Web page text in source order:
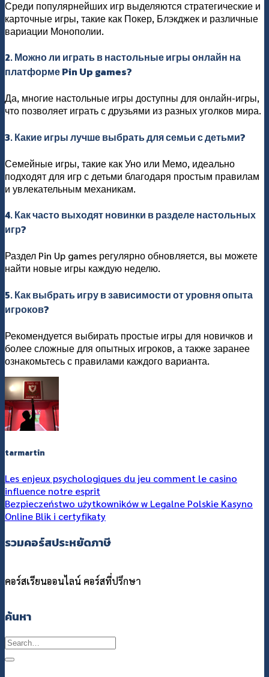
Среди популярнейших игр выделяются стратегические и
карточные игры, такие как Покер, Блэкджек и различные
вариации Монополии.
2. Можно ли играть в настольные игры онлайн на
платформе Pin Up games?
Да, многие настольные игры доступны для онлайн-игры,
что позволяет играть с друзьями из разных уголков мира.
3. Какие игры лучше выбрать для семьи с детьми?
Семейные игры, такие как Уно или Мемо, идеально
подходят для игр с детьми благодаря простым правилам
и увлекательным механикам.
4. Как часто выходят новинки в разделе настольных
игр?
Раздел Pin Up games регулярно обновляется, вы можете
найти новые игры каждую неделю.
5. Как выбрать игру в зависимости от уровня опыта
игроков?
Рекомендуется выбирать простые игры для новичков и
более сложные для опытных игроков, а также заранее
ознакомьтесь с правилами каждого варианта.
tarmartin
Les enjeux psychologiques du jeu comment le casino
influence notre esprit
Bezpieczeństwo użytkowników w Legalne Polskie Kasyno
Online Blik i certyfikaty
รวมคอร์สประหยัดภาษี
คอร์สเรียนออนไลน์ คอร์สที่ปรึกษา
ค้นหา
Search